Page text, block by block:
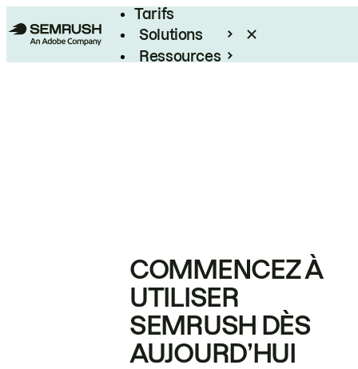
Tarifs
Solutions
Ressources
COMMENCEZ À
UTILISER
SEMRUSH DÈS
AUJOURD’HUI